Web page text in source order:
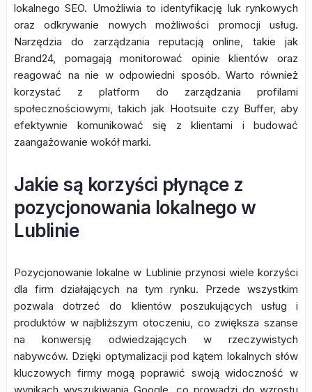
lokalnego SEO. Umożliwia to identyfikację luk rynkowych
oraz odkrywanie nowych możliwości promocji usług.
Narzędzia do zarządzania reputacją online, takie jak
Brand24, pomagają monitorować opinie klientów oraz
reagować na nie w odpowiedni sposób. Warto również
korzystać z platform do zarządzania profilami
społecznościowymi, takich jak Hootsuite czy Buffer, aby
efektywnie komunikować się z klientami i budować
zaangażowanie wokół marki.
Jakie są korzyści płynące z
pozycjonowania lokalnego w
Lublinie
Pozycjonowanie lokalne w Lublinie przynosi wiele korzyści
dla firm działających na tym rynku. Przede wszystkim
pozwala dotrzeć do klientów poszukujących usług i
produktów w najbliższym otoczeniu, co zwiększa szanse
na konwersję odwiedzających w rzeczywistych
nabywców. Dzięki optymalizacji pod kątem lokalnych słów
kluczowych firmy mogą poprawić swoją widoczność w